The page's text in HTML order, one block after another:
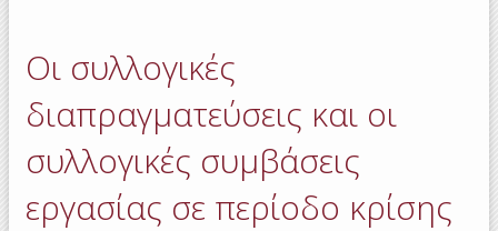
Οι συλλογικές
διαπραγματεύσεις και οι
συλλογικές συμβάσεις
εργασίας σε περίοδο κρίσης